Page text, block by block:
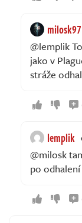
milosk97
@lemplik
jako v
stráže
lemplik
@milosk
po